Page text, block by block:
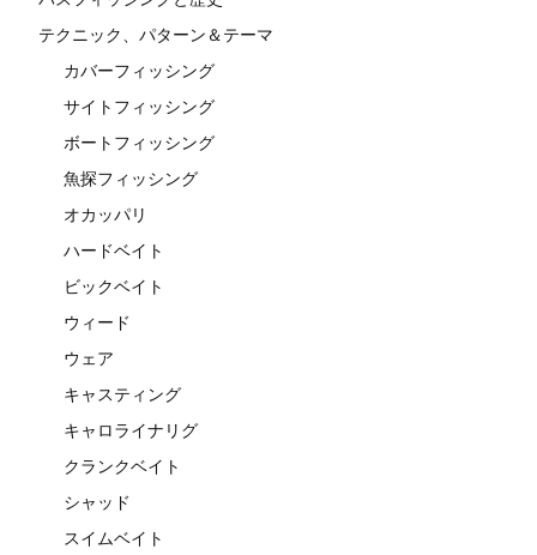
テクニック、パターン＆テーマ
カバーフィッシング
サイトフィッシング
ボートフィッシング
魚探フィッシング
オカッパリ
ハードベイト
ビックベイト
ウィード
ウェア
キャスティング
キャロライナリグ
クランクベイト
シャッド
スイムベイト